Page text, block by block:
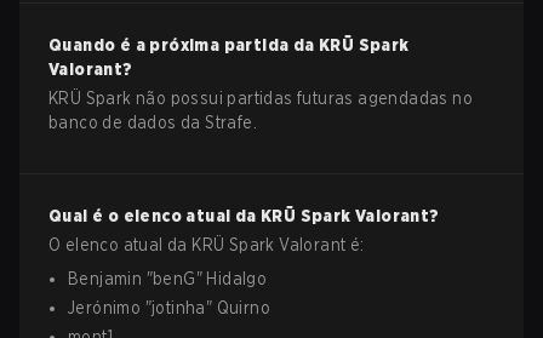
Quando é a próxima partida da KRÜ Spark
Valorant?
KRÜ Spark não possui partidas futuras agendadas no
banco de dados da Strafe.
Qual é o elenco atual da KRÜ Spark Valorant?
O elenco atual da KRÜ Spark Valorant é:
Benjamin "benG" Hidalgo
Jerónimo "jotinha" Quirno